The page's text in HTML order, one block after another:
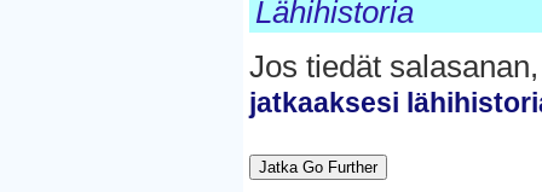
Lähihistoria
Jos tiedät
jatkaaksesi